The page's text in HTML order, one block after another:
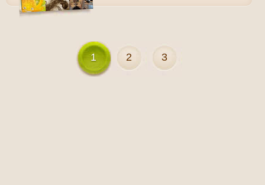
1 2 3